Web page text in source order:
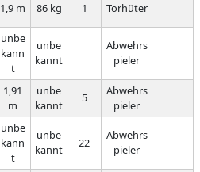
1,9 m 86 kg 1 Torhüter
unbe
kann
t
unbe
kannt
Abwehrs
pieler
1,91
m
unbe
kannt
5
Abwehrs
pieler
unbe
kann
t
unbe
kannt
22
Abwehrs
pieler